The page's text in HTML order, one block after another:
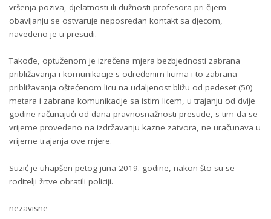
vršenja poziva, djelatnosti ili dužnosti profesora pri čijem
obavljanju se ostvaruje neposredan kontakt sa djecom,
navedeno je u presudi.
Takođe, optuženom je izrečena mjera bezbjednosti zabrana
približavanja i komunikacije s određenim licima i to zabrana
približavanja oštećenom licu na udaljenost bližu od pedeset (50)
metara i zabrana komunikacije sa istim licem, u trajanju od dvije
godine računajući od dana pravnosnažnosti presude, s tim da se
vrijeme provedeno na izdržavanju kazne zatvora, ne uračunava u
vrijeme trajanja ove mjere.
Suzić je uhapšen petog juna 2019. godine, nakon što su se
roditelji žrtve obratili policiji.
nezavisne